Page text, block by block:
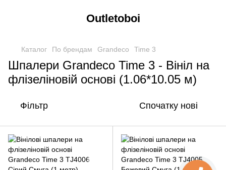
Outletoboi
Каталог По брендам Grandeco Time 3
Шпалери Grandeco Time 3 - Вініл на
флізеліновій основі (1.06*10.05 м)
Фільтр Спочатку нові